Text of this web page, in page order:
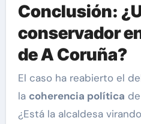
Conclusión:
conservador
de A Coruña?
El caso ha reabierto el
la coherencia política
¿Está la alcaldesa